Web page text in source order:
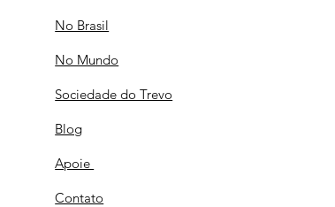
No Brasil
No Mundo
Sociedade do Trevo
Blog
Apoie
Contato